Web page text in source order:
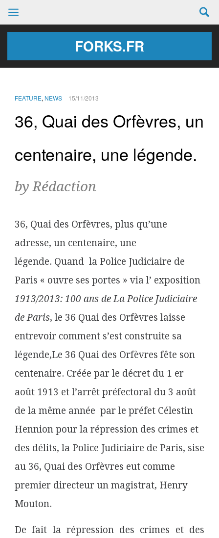
FORKS.FR
FEATURE, NEWS 15/11/2013
36, Quai des Orfèvres, un
centenaire, une légende.
by Rédaction
36, Quai des Orfèvres, plus qu’une
adresse, un centenaire, une
légende. Quand la Police Judiciaire de
Paris « ouvre ses portes » via l’ exposition
1913/2013: 100 ans de La Police Judiciaire
de Paris, le 36 Quai des Orfèvres laisse
entrevoir comment s’est construite sa
légende,Le 36 Quai des Orfèvres fête son
centenaire. Créée par le décret du 1 er
août 1913 et l’arrêt préfectoral du 3 août
de la même année par le préfet Célestin
Hennion pour la répression des crimes et
des délits, la Police Judiciaire de Paris, sise
au 36, Quai des Orfèvres eut comme
premier directeur un magistrat, Henry
Mouton.
De fait la répression des crimes et des